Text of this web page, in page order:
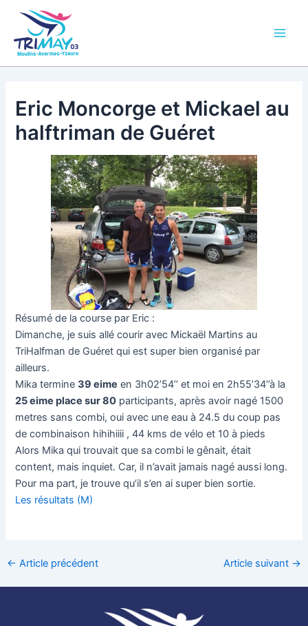
contenu
Eric Moncorge et Mickael au
halftriman de Guéret
Résumé de la course par Eric :
Dimanche, je suis allé courir avec Mickaël Martins au
TriHalfman de Guéret qui est super bien organisé par
ailleurs.
Mika termine39 eime en 3h02’54’’ et moi en 2h55’34’’à la
25 eime place sur 80 participants, après avoir nagé 1500
metres sans combi, oui avec une eau à 24.5 du coup pas
de combinaison hihihiiii , 44 kms de vélo et 10 à pieds
Alors Mika qui trouvait que sa combi le gênait, était
content, mais inquiet. Car, il n’avait jamais nagé aussi long.
Pour ma part, je trouve qu’il s’en ai super bien sortie.
Les résultats (M)
← Article précédent Article suivant →